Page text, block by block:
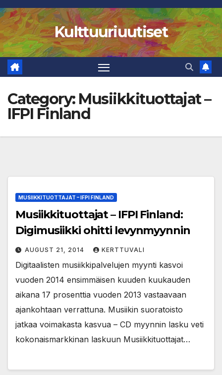
Skip
to
content
Kulttuuriuutiset
Category: Musiikkituottajat –
IFPI Finland
MUSIIKKITUOTTAJAT – IFPI FINLAND
Musiikkituottajat – IFPI Finland:
Digimusiikki ohitti levynmyynnin
AUGUST 21, 2014 KERTTUVALI
Digitaalisten musiikkipalvelujen myynti kasvoi
vuoden 2014 ensimmäisen kuuden kuukauden
aikana 17 prosenttia vuoden 2013 vastaavaan
ajankohtaan verrattuna. Musiikin suoratoisto
jatkaa voimakasta kasvua – CD myynnin lasku veti
kokonaismarkkinan laskuun Musiikkituottajat…